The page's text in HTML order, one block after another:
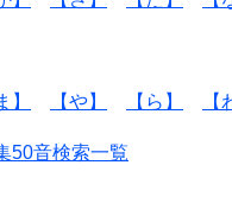
】 【や】 【ら】 【
50音検索一覧